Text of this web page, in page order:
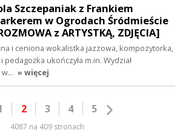
Szczepaniak z Frankiem
w Ogrodach Śródmieście
z ARTYSTKĄ, ZDJĘCIA]
i ceniona wokalistka jazzowa, kompozytorka,
ukończyła m.in. Wydział
w… » więcej
2 3 4 5
4087 na 409 stronach